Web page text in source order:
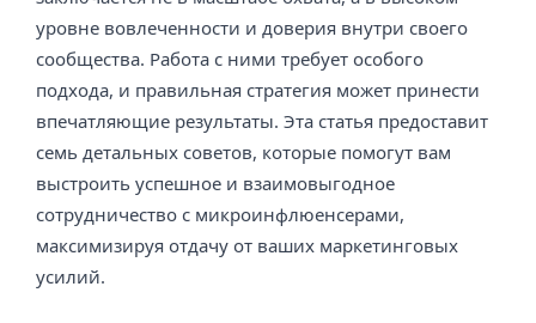
уровне вовлеченности и доверия внутри своего
сообщества. Работа с ними требует особого
подхода, и правильная стратегия может принести
впечатляющие результаты. Эта статья предоставит
семь детальных советов, которые помогут вам
выстроить успешное и взаимовыгодное
сотрудничество с микроинфлюенсерами,
максимизируя отдачу от ваших маркетинговых
усилий.